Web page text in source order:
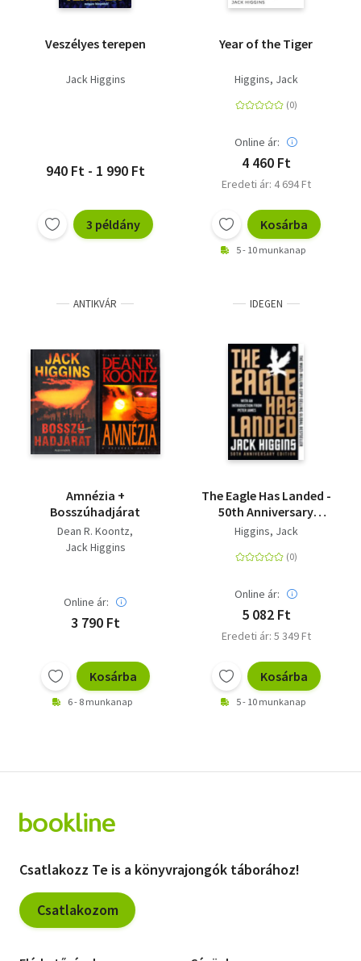
Veszélyes terepen
Jack Higgins
940 Ft - 1 990 Ft
3 példány
Year of the Tiger
Higgins, Jack
Online ár:
4 460 Ft
Eredeti ár: 4 694 Ft
Kosárba
5 - 10 munkanap
ANTIKVÁR
Amnézia +
Bosszúhadjárat
Dean R. Koontz
Jack Higgins
Online ár:
3 790 Ft
Kosárba
6 - 8 munkanap
IDEGEN
The Eagle Has Landed -
50th Anniversary
Edition
Higgins, Jack
Online ár:
5 082 Ft
Eredeti ár: 5 349 Ft
Kosárba
5 - 10 munkanap
Csatlakozz Te is a könyvrajongók táborához!
Csatlakozom